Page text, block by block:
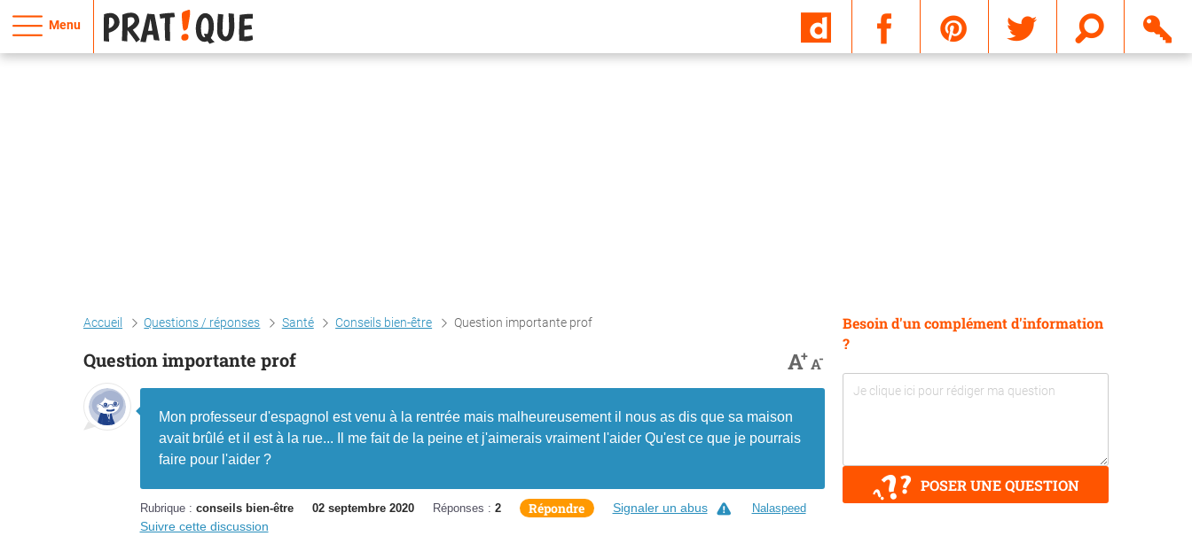
Menu
Accueil Questions / réponses Santé Conseils bien-être Question importante prof
Question importante prof A+A-
Mon professeur d'espagnol est venu à la rentrée mais malheureusement il nous as dis que sa maison
avait brûlé et il est à la rue... Il me fait de la peine et j'aimerais vraiment l'aider Qu'est ce que je pourrais
faire pour l'aider ?
Rubrique : conseils bien-être 02 septembre 2020 Réponses : 2 Répondre Nalaspeed
Signaler un abus
Suivre cette discussion
Besoin d'un complément d'information
?
POSER UNE QUESTION